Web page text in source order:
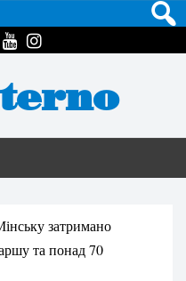
затримано
та понад 70